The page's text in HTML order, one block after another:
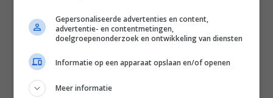
Gepersonaliseerde advertenties en content,
advertentie- en contentmetingen,
doelgroepenonderzoek en ontwikkeling van diensten
Informatie op een apparaat opslaan en/of openen
Meer informatie